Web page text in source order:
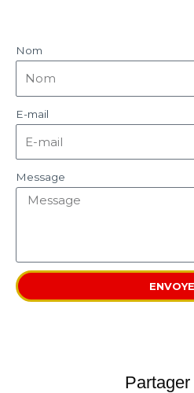
Nom
E-mail
Message
Partager